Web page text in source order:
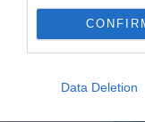
Data Deletion